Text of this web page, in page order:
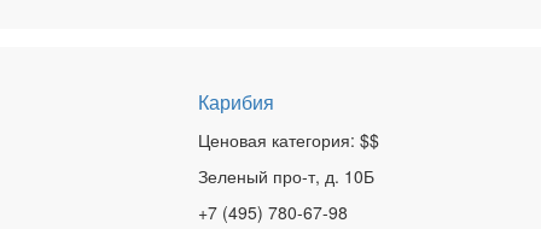
Карибия
Ценовая категория: $$
Зеленый про-т, д. 10Б
+7 (495) 780-67-98